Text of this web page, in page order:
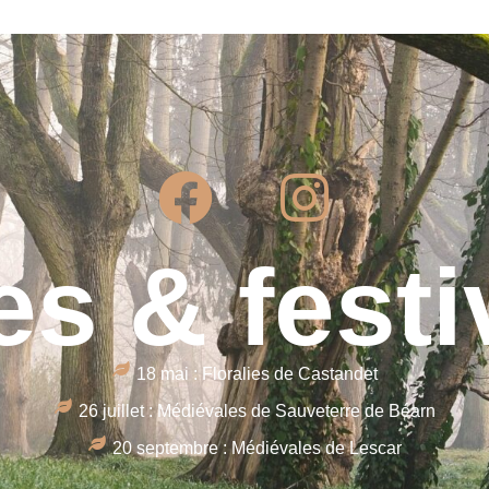
&
18 mai : Floralies de Castandet
26 juillet : Médiévales de Sauveterre de Béarn
20 septembre : Médiévales de Lescar